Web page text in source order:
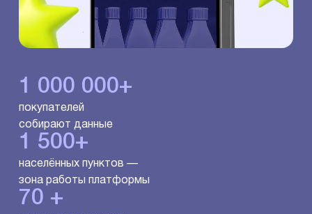
1 000 000+
покупателей
собирают данные
1 500+
населённых пунктов —
зона работы платформы
70 +